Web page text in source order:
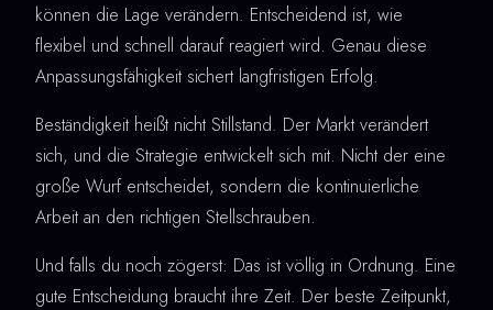
können die Lage verändern. Entscheidend ist, wie
flexibel und schnell darauf reagiert wird. Genau diese
Anpassungsfähigkeit sichert langfristigen Erfolg.
Beständigkeit heißt nicht Stillstand. Der Markt verändert
sich, und die Strategie entwickelt sich mit. Nicht der eine
große Wurf entscheidet, sondern die kontinuierliche
Arbeit an den richtigen Stellschrauben.
Und falls du noch zögerst: Das ist völlig in Ordnung. Eine
gute Entscheidung braucht ihre Zeit. Der beste Zeitpunkt,